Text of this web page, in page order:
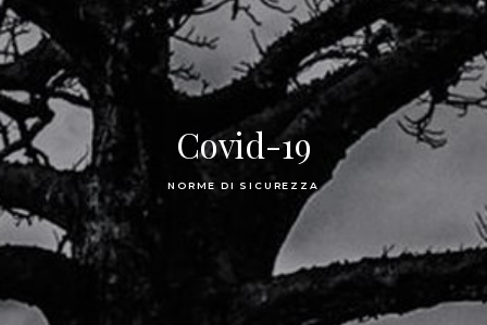
Covid-19
NORME DI SICUREZZA